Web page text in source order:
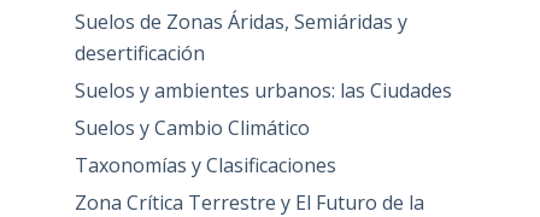
Suelos de Zonas Áridas, Semiáridas y
desertificación
Suelos y ambientes urbanos: las Ciudades
Suelos y Cambio Climático
Taxonomías y Clasificaciones
Zona Crítica Terrestre y El Futuro de la